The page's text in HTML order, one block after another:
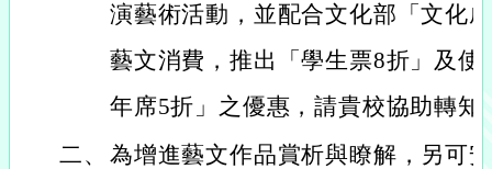
演藝術活動，並配合文化部「文化
藝文消費，推出「學生票8折」及
年席5折」之優惠，請貴校協助轉知
二、 為增進藝文作品賞析與瞭解，另可